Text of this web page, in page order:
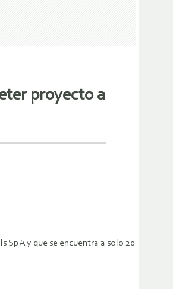
proyecto a
SpA y que se encuentra a solo 20